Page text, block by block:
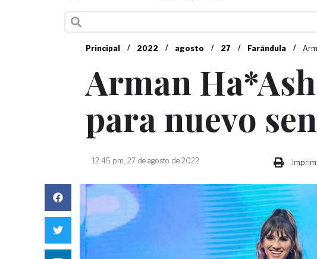
Principal / 2022 / agosto / 27 / Farándula /
Arman
para nuevo
12:45 pm, 27 de agosto de 2022